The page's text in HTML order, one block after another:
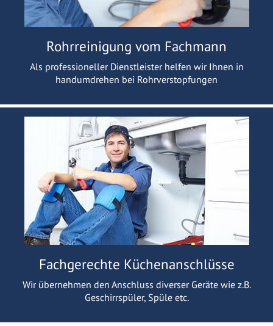
Rohrreinigung vom Fachmann
Als professioneller Dienstleister helfen wir Ihnen in
handumdrehen bei Rohrverstopfungen
Fachgerechte Küchenanschlüsse
Wir übernehmen den Anschluss diverser Geräte wie z.B.
Geschirrspüler, Spüle etc.